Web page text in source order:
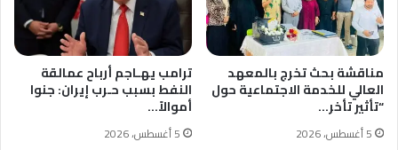
مناقشة بحث تخرج بالمعهد
العالي للخدمة الاجتماعية حول
“تأثير تأخر…
5 أغسطس، 2026
ترامب يهـاجم أرباح عمالقة
النفط بسبب حـرب إيران: جنوا
أموالاً…
5 أغسطس، 2026